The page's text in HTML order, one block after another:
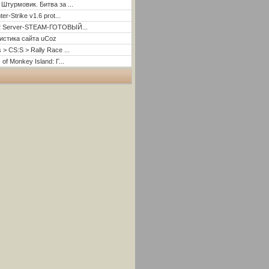
Битва за ...
Strike v1.6 prot...
Server-STEAM-ГОТОВЫЙ...
сайта uCoz
> CS:S > Rally Race ...
of Monkey Island: Г...